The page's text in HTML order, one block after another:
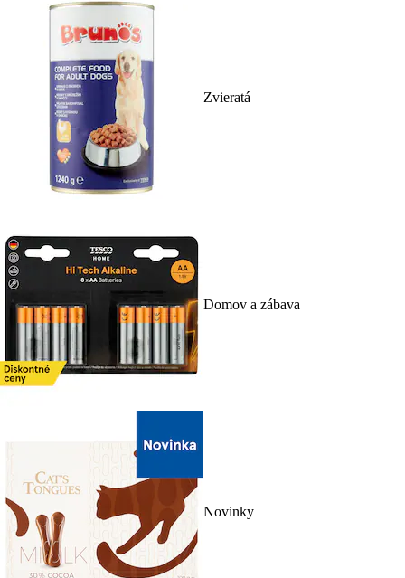
Zvieratá
Domov a zábava
Novinky